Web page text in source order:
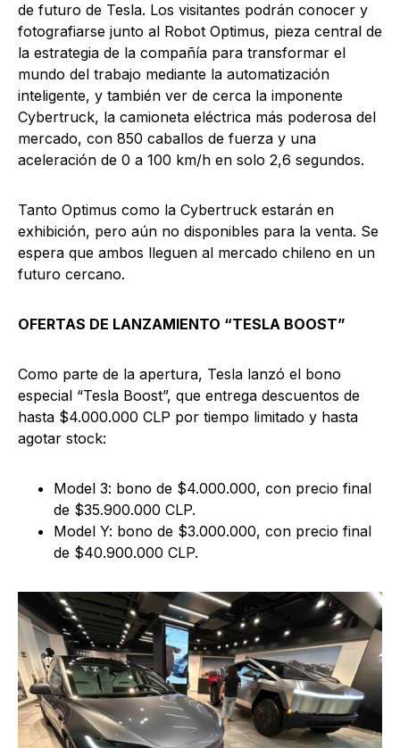
de futuro de Tesla. Los visitantes podrán conocer y
fotografiarse junto al Robot Optimus, pieza central de
la estrategia de la compañía para transformar el
mundo del trabajo mediante la automatización
inteligente, y también ver de cerca la imponente
Cybertruck, la camioneta eléctrica más poderosa del
mercado, con 850 caballos de fuerza y una
aceleración de 0 a 100 km/h en solo 2,6 segundos.
Tanto Optimus como la Cybertruck estarán en
exhibición, pero aún no disponibles para la venta. Se
espera que ambos lleguen al mercado chileno en un
futuro cercano.
OFERTAS DE LANZAMIENTO “TESLA BOOST”
Como parte de la apertura, Tesla lanzó el bono
especial “Tesla Boost”, que entrega descuentos de
hasta $4.000.000 CLP por tiempo limitado y hasta
agotar stock:
Model 3: bono de $4.000.000, con precio final
de $35.900.000 CLP.
Model Y: bono de $3.000.000, con precio final
de $40.900.000 CLP.